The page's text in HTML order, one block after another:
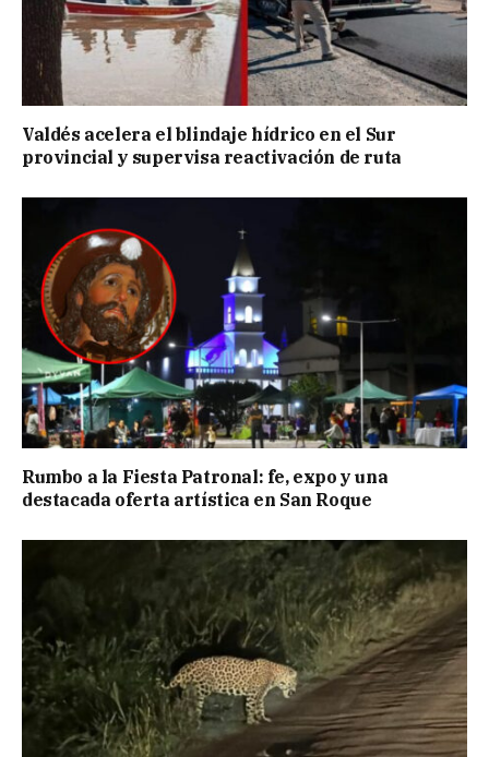
Valdés acelera el blindaje hídrico en el Sur
provincial y supervisa reactivación de ruta
Rumbo a la Fiesta Patronal: fe, expo y una
destacada oferta artística en San Roque